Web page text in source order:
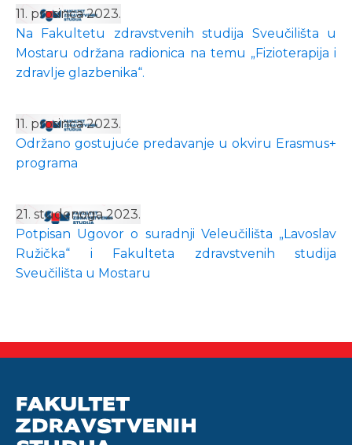
11. prosinca 2023.
Na Fakultetu zdravstvenih studija Sveučilišta u
Mostaru održana radionica na temu „Fizioterapija i
zdravlje glazbenika“.
11. prosinca 2023.
Održano gostujuće predavanje u okviru Erasmus+
programa
21. studenoga 2023.
Potpisan Ugovor o suradnji Veleučilišta „Lavoslav
Ružička“ i Fakulteta zdravstvenih studija
Sveučilišta u Mostaru